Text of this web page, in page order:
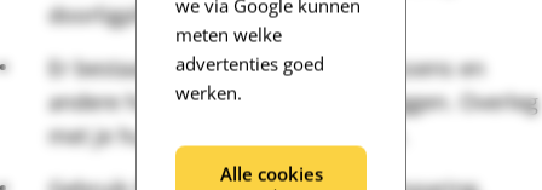
we via Google kunnen
meten welke
advertenties goed
werken.
Alle cookies
doorligplekken. Zorg voor koelte.
Er bestaan speciale matrassen, kussens en
andere hulpmiddelen tegen doorliggen. Overleg
met je huisarts of verpleegkundige.